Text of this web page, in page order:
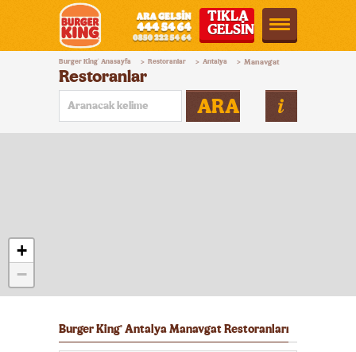
Burger
King®
Türkiye
TIKLA
GELSİN
Burger King® Anasayfa > Restoranlar > Antalya > Manavgat
Restoranlar
ARA
+
−
Burger King® Antalya Manavgat Restoranları